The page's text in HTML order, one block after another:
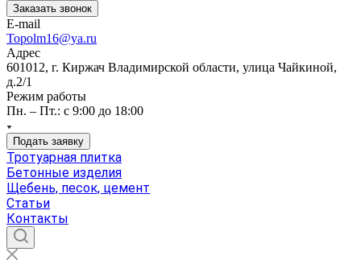
Заказать звонок
E-mail
Topolm16@ya.ru
Адрес
601012, г. Киржач Владимирской области, улица Чайкиной,
д.2/1
Режим работы
Пн. – Пт.: с 9:00 до 18:00
Подать заявку
Тротуарная плитка
Бетонные изделия
Щебень, песок, цемент
Статьи
Контакты